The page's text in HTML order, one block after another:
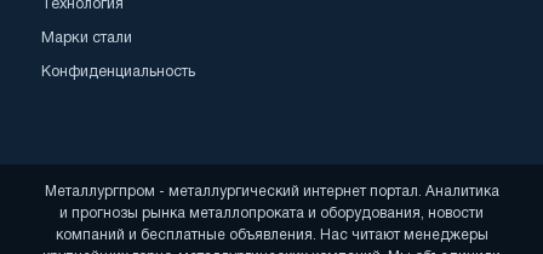
Технология
Марки стали
Конфиденциальность
Металлургпром - металлургический интернет портал. Аналитика
и прогнозы рынка металлопроката и оборудования, новости
компаний и бесплатные объявления. Нас читают менеджеры